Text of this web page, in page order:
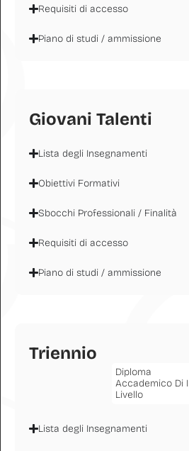
Requisiti di accesso
Piano di studi / ammissione
Giovani Talenti
Lista degli Insegnamenti
Obiettivi Formativi
Sbocchi Professionali / Finalità
Requisiti di accesso
Piano di studi / ammissione
Triennio
Diploma
Accademico Di I
Livello
Lista degli Insegnamenti